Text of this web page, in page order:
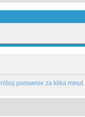
ponownie za kilka minut.